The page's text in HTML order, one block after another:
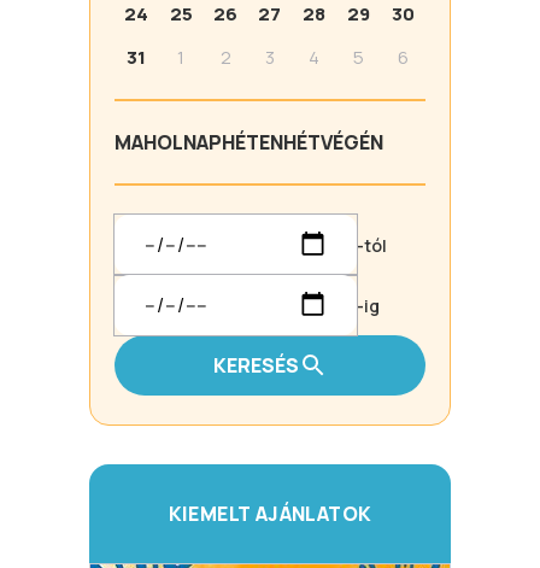
24
25 26 27 28 29
30
31
1 2 3 4 5 6
MAHOLNAPHÉTENHÉTVÉGÉN
-tól
-ig
KERESÉS
KIEMELT AJÁNLATOK